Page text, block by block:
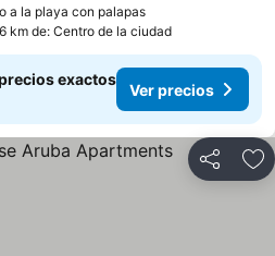
a la playa con palapas
km de: Centro de la ciudad
exactos
Ver precios
Compartir